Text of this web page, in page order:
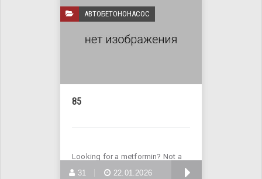
АВТОБЕТОНОНАСОС
85
Looking for a metformin? Not a
problem! Visit the website
31 22.01.2026